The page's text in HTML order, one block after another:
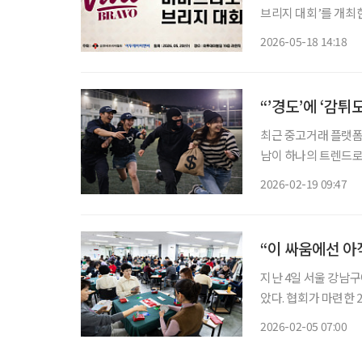
브리지 대회’를 개최한다. 이번 대회는 2026년 5월 20일 수요일 서울 강남
2026-05-18 14:18
“’경도’에 ‘감
최근 중고거래 플랫
남이 하나의 트렌드
2026-02-19 09:47
“이 싸움에선
지난 4일 서울 강남
았다. 협회가 마련한
2026-02-05 07:00